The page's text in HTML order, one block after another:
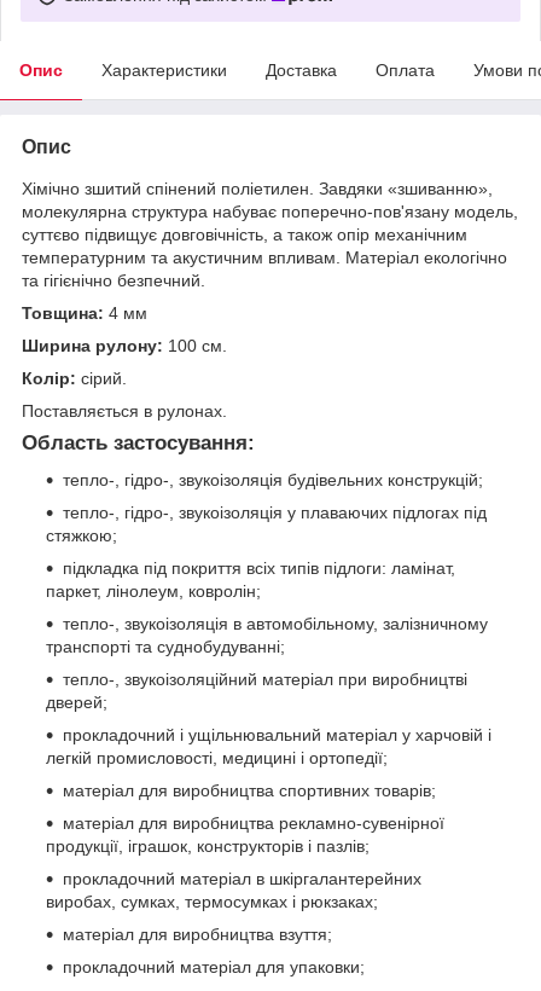
Опис Характеристики Доставка Оплата Умови
Опис
Хімічно зшитий спінений поліетилен. Завдяки «зшиванню»,
молекулярна структура набуває поперечно-пов'язану модель,
суттєво підвищує довговічність, а також опір механічним
температурним та акустичним впливам.
Матеріал екологічно
та гігієнічно безпечний.
Товщина: 4 мм
Ширина рулону: 100 см.
Колір: сірий.
Поставляється в рулонах.
Область застосування:
тепло-, гідро-, звукоізоляція будівельних конструкцій;
тепло-, гідро-, звукоізоляція у плаваючих підлогах під
стяжкою;
підкладка під покриття всіх типів підлоги: ламінат,
паркет, лінолеум, ковролін;
тепло-, звукоізоляція в автомобільному, залізничному
транспорті та суднобудуванні;
тепло-, звукоізоляційний матеріал при виробництві
дверей;
прокладочний і ущільнювальний матеріал у харчовій і
легкій промисловості, медицині і ортопедії;
матеріал для виробництва спортивних товарів;
матеріал для виробництва рекламно-сувенірної
продукції, іграшок, конструкторів і пазлів;
прокладочний матеріал в шкіргалантерейних
виробах, сумках, термосумках і рюкзаках;
матеріал для виробництва взуття;
прокладочний матеріал для упаковки;